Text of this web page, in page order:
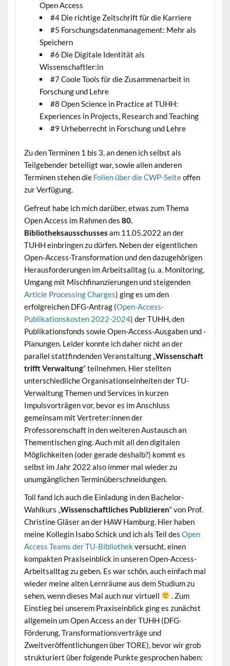
Open Access
#4 Die richtige Zeitschrift für die Karriere
#5 Forschungsdatenmanagement: Mehr als
Speichern
#6 Die Digitale Identität als
Wissenschaftler:in
#7 Coole Tools für die Zusammenarbeit in
Forschung und Lehre
#8 Open Science in Practice at TUHH:
Experiences in Projects, Research and Teaching
#9 Urheberrecht in Forschung und Lehre
Zu den Terminen 1 bis 3, an denen ich selbst als
Teilgebender beteiligt war, sowie allen anderen
Terminen stehen die Folien über die CWP-Seiteoffen
zur Verfügung.
Gefreut habe ich mich darüber, etwas zum Thema
Open Access im Rahmen des 80.
Bibliotheksausschusses am 11.05.2022 an der
TUHH einbringen zu dürfen. Neben der eigentlichen
Open-Access-Transformation und den dazugehörigen
Herausforderungen im Arbeitsalltag (u. a. Monitoring,
Umgang mit Mischfinanzierungen und steigenden
Article Processing Charges) ging es um den
erfolgreichen DFG-Antrag (Open-Access-
Publikationskosten 2022-2024) der TUHH, den
Publikationsfonds sowie Open-Access-Ausgaben und -
Planungen. Leider konnte ich daher nicht an der
parallel stattfindenden Veranstaltung „ Wissenschaft
trifft Verwaltung“ teilnehmen. Hier stellten
unterschiedliche Organisationseinheiten der TU-
Verwaltung Themen und Services in kurzen
Impulsvorträgen vor, bevor es im Anschluss
gemeinsam mit Vertreter:innen der
Professorenschaft in den weiteren Austausch an
Thementischen ging. Auch mit all den digitalen
Möglichkeiten (oder gerade deshalb?) kommt es
selbst im Jahr 2022 also immer mal wieder zu
unumgänglichen Terminüberschneidungen.
Toll fand ich auch die Einladung in den Bachelor-
Wahlkurs „Wissenschaftliches Publizieren“ von Prof.
Christine Gläser an der HAW Hamburg. Hier haben
meine Kollegin Isabo Schick und ich als Teil des Open
Access Teams der TU-Bibliothek versucht, einen
kompakten Praxiseinblick in unseren Open-Access-
Arbeitsalltag zu geben. Es war schön, auch einfach mal
wieder meine alten Lernräume aus dem Studium zu
sehen, wenn dieses Mal auch nur virtuell
. Zum
Einstieg bei unserem Praxiseinblick ging es zunächst
allgemein um Open Access an der TUHH (DFG-
Förderung, Transformationsverträge und
Zweitveröffentlichungen über TORE), bevor wir grob
strukturiert über folgende Punkte gesprochen haben: